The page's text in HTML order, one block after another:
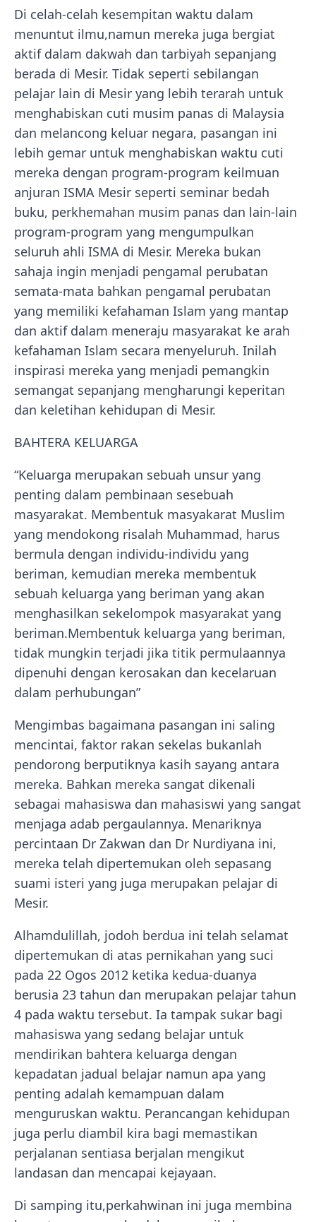
Di celah-celah kesempitan waktu dalam
menuntut ilmu,namun mereka juga bergiat
aktif dalam dakwah dan tarbiyah sepanjang
berada di Mesir. Tidak seperti sebilangan
pelajar lain di Mesir yang lebih terarah untuk
menghabiskan cuti musim panas di Malaysia
dan melancong keluar negara, pasangan ini
lebih gemar untuk menghabiskan waktu cuti
mereka dengan program-program keilmuan
anjuran ISMA Mesir seperti seminar bedah
buku, perkhemahan musim panas dan lain-lain
program-program yang mengumpulkan
seluruh ahli ISMA di Mesir. Mereka bukan
sahaja ingin menjadi pengamal perubatan
semata-mata bahkan pengamal perubatan
yang memiliki kefahaman Islam yang mantap
dan aktif dalam meneraju masyarakat ke arah
kefahaman Islam secara menyeluruh. Inilah
inspirasi mereka yang menjadi pemangkin
semangat sepanjang mengharungi keperitan
dan keletihan kehidupan di Mesir.
BAHTERA KELUARGA
“Keluarga merupakan sebuah unsur yang
penting dalam pembinaan sesebuah
masyarakat. Membentuk masyakarat Muslim
yang mendokong risalah Muhammad, harus
bermula dengan individu-individu yang
beriman, kemudian mereka membentuk
sebuah keluarga yang beriman yang akan
menghasilkan sekelompok masyarakat yang
beriman.Membentuk keluarga yang beriman,
tidak mungkin terjadi jika titik permulaannya
dipenuhi dengan kerosakan dan kecelaruan
dalam perhubungan”
Mengimbas bagaimana pasangan ini saling
mencintai, faktor rakan sekelas bukanlah
pendorong berputiknya kasih sayang antara
mereka. Bahkan mereka sangat dikenali
sebagai mahasiswa dan mahasiswi yang sangat
menjaga adab pergaulannya. Menariknya
percintaan Dr Zakwan dan Dr Nurdiyana ini,
mereka telah dipertemukan oleh sepasang
suami isteri yang juga merupakan pelajar di
Mesir.
Alhamdulillah, jodoh berdua ini telah selamat
dipertemukan di atas pernikahan yang suci
pada 22 Ogos 2012 ketika kedua-duanya
berusia 23 tahun dan merupakan pelajar tahun
4 pada waktu tersebut. Ia tampak sukar bagi
mahasiswa yang sedang belajar untuk
mendirikan bahtera keluarga dengan
kepadatan jadual belajar namun apa yang
penting adalah kemampuan dalam
menguruskan waktu. Perancangan kehidupan
juga perlu diambil kira bagi memastikan
perjalanan sentiasa berjalan mengikut
landasan dan mencapai kejayaan.
Di samping itu,perkahwinan ini juga membina